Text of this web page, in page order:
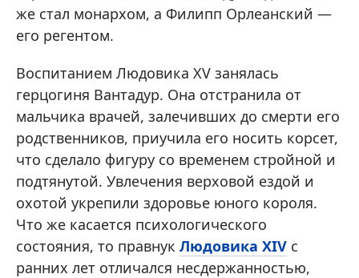
же стал монархом, а Филипп Орлеанский —
его регентом.
Воспитанием Людовика XV занялась
герцогиня Вантадур. Она отстранила от
мальчика врачей, залечивших до смерти его
родственников, приучила его носить корсет,
что сделало фигуру со временем стройной и
подтянутой. Увлечения верховой ездой и
охотой укрепили здоровье юного короля.
Что же касается психологического
состояния, то правнук Людовика XIV с
ранних лет отличался несдержанностью,